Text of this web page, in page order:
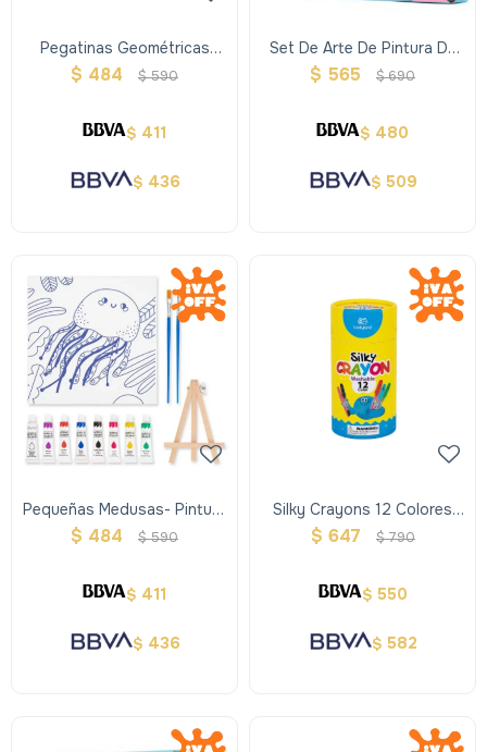
Pegatinas Geométricas
Serie Animal
$ 484 $ 590
$ 411
$ 436
Set De Arte De Pintura De
Sellos
$ 565 $690
$ 480
$ 509
Pequeñas Medusas- Pintura
Sobre Lienzo
$ 484 $ 590
$ 411
$ 436
Silky Crayons 12 Colores
New Packaging
$ 647 $790
$ 550
$ 582